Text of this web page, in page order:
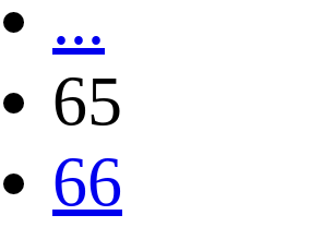
...
65
66